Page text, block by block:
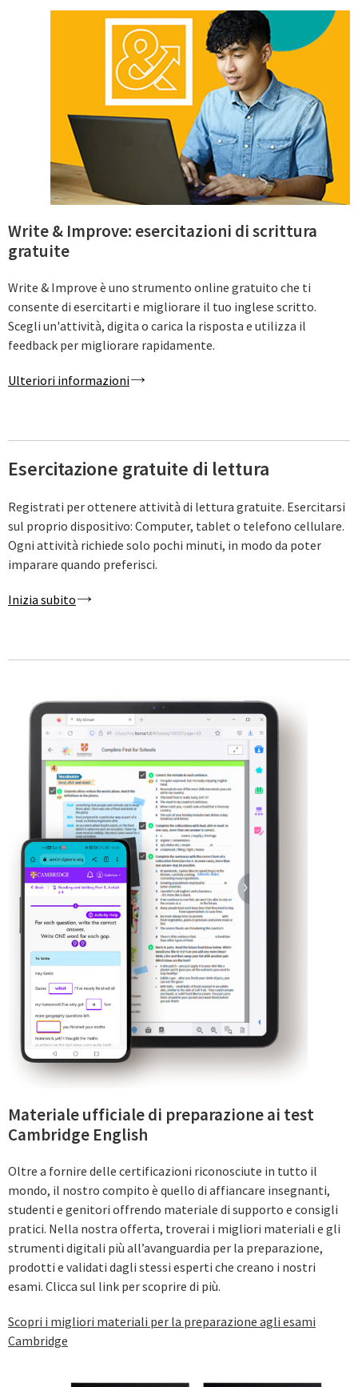
Write & Improve: esercitazioni di scrittura
gratuite
Write & Improve è uno strumento online gratuito che ti
consente di esercitarti e migliorare il tuo inglese scritto.
Scegli un'attività, digita o carica la risposta e utilizza il
feedback per migliorare rapidamente.
Ulteriori informazioni
Esercitazione gratuite di lettura
Registrati per ottenere attività di lettura gratuite. Esercitarsi
sul proprio dispositivo: Computer, tablet o telefono cellulare.
Ogni attività richiede solo pochi minuti, in modo da poter
imparare quando preferisci.
Inizia subito
Materiale ufficiale di preparazione ai test
Cambridge English
Oltre a fornire delle certificazioni riconosciute in tutto il
mondo, il nostro compito è quello di affiancare insegnanti,
studenti e genitori offrendo materiale di supporto e consigli
pratici. Nella nostra offerta, troverai i migliori materiali e gli
strumenti digitali più all’avanguardia per la preparazione,
prodotti e validati dagli stessi esperti che creano i nostri
esami. Clicca sul link per scoprire di più.
Scopri i migliori materiali per la preparazione agli esami
Cambridge